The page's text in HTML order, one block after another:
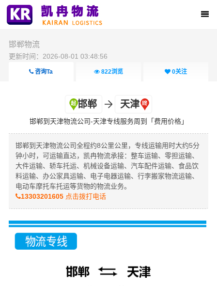
邯郸物流
更新时间：2026-08-01 03:48:56
咨询Ta 822浏览 0关注
邯郸 天津
邯郸到天津物流公司-天津专线服务周到「费用价格」
邯郸到天津物流公司全程约8公里公里，专线运输用时大约5分
钟小时，可运输直达，凯冉物流承接：整车运输、零担运输、
大件运输、轿车托运、机械设备运输、汽车配件运输、食品饮
料运输、办公家具运输、电子电器运输、行李搬家物流运输、
电动车摩托车托运等货物的物流业务。
13303201605点击拨打电话